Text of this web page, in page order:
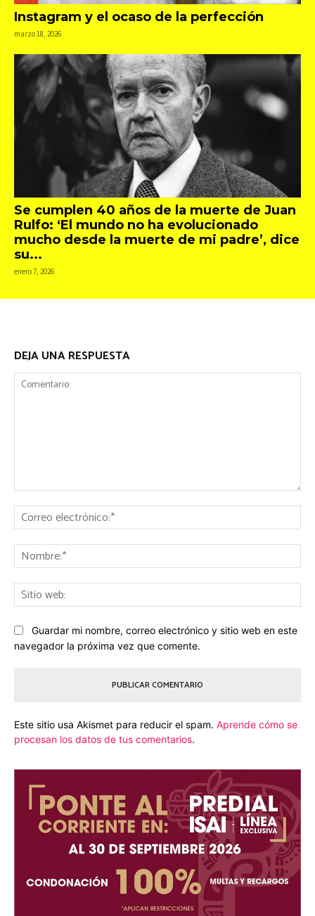
Instagram y el ocaso de la perfección
marzo 18, 2026
Se cumplen 40 años de la muerte de Juan
Rulfo: ‘El mundo no ha evolucionado
mucho desde la muerte de mi padre’, dice
su...
enero 7, 2026
DEJA UNA RESPUESTA
Guardar mi nombre, correo electrónico y sitio web en este
navegador la próxima vez que comente.
Este sitio usa Akismet para reducir el spam. Aprende cómo se
procesan los datos de tus comentarios.